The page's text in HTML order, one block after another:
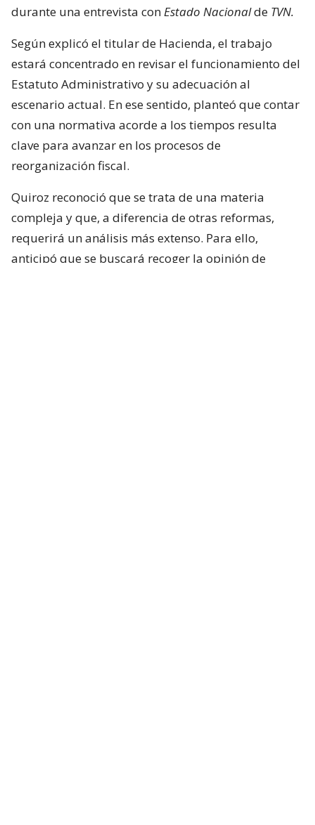
durante una entrevista conEstado Nacionalde TVN.
Según explicó el titular de Hacienda, el trabajo
estará concentrado en revisar el funcionamiento del
Estatuto Administrativo y su adecuación al
escenario actual. En ese sentido, planteó que contar
con una normativa acorde a los tiempos resulta
clave para avanzar en los procesos de
reorganización fiscal.
Quiroz reconoció que se trata de una materia
compleja y que, a diferencia de otras reformas,
requerirá un análisis más extenso. Para ello,
anticipó que se buscará recoger la opinión de